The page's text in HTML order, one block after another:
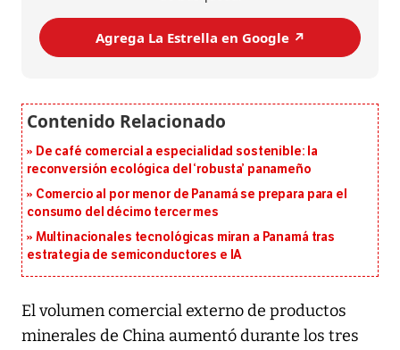
Agrega La Estrella en Google ↗️
De café comercial a especialidad sostenible: la
reconversión ecológica del ‘robusta’ panameño
Comercio al por menor de Panamá se prepara para el
consumo del décimo tercer mes
Multinacionales tecnológicas miran a Panamá tras
estrategia de semiconductores e IA
El volumen comercial externo de productos
minerales de China aumentó durante los tres